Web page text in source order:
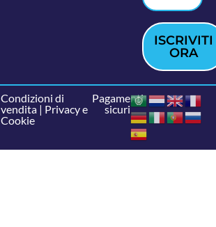
ISCRIVITI
ORA
Condizioni di
vendita| Privacy e
Cookie
Pagamenti
sicuri